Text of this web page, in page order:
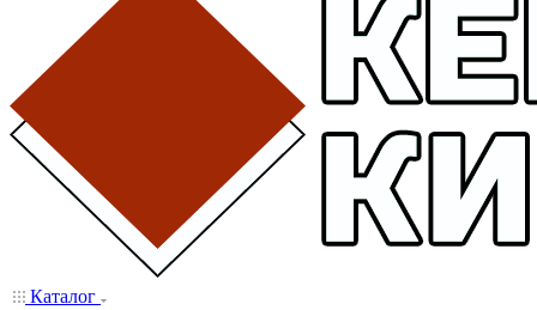
Каталог